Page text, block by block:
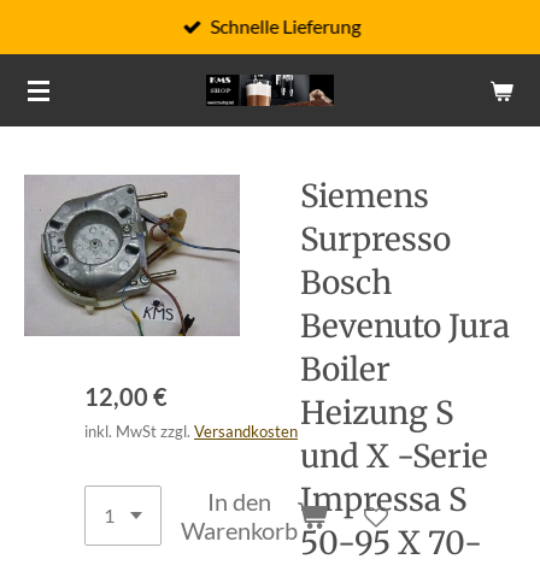
Hauptinhalt
springen
Schnelle Lieferung
Siemens
Surpresso
Bosch
Bevenuto Jura
Boiler
Heizung S
und X -Serie
Impressa S
50-95 X 70-
12,00 €
inkl. MwSt zzgl. Versandkosten
In den
Warenkorb